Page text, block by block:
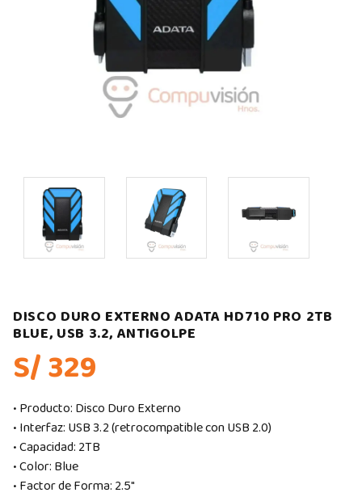
DISCO DURO EXTERNO ADATA HD710 PRO 2TB
BLUE, USB 3.2, ANTIGOLPE
S/ 329
• Producto: Disco Duro Externo
• Interfaz: USB 3.2 (retrocompatible con USB 2.0)
• Capacidad: 2TB
• Color: Blue
• Factor de Forma: 2.5″